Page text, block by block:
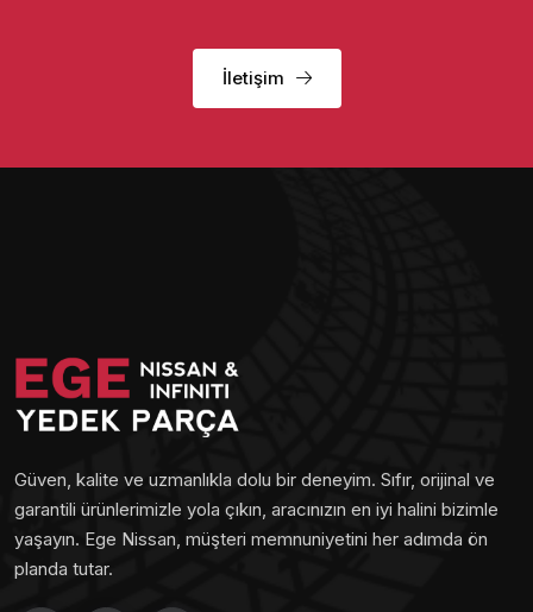
İletişim
Güven, kalite ve uzmanlıkla dolu bir deneyim. Sıfır, orijinal ve
garantili ürünlerimizle yola çıkın, aracınızın en iyi halini bizimle
yaşayın. Ege Nissan, müşteri memnuniyetini her adımda ön
planda tutar.